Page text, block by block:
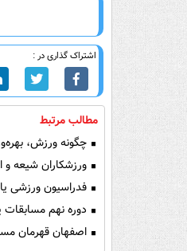
اشتراک گذاری در :
مطالب مرتبط
چگونه ورزش،
ورزشکاران شیعه
فدراسیون ورزشی
دوره نهم
اصفهان قهرمان